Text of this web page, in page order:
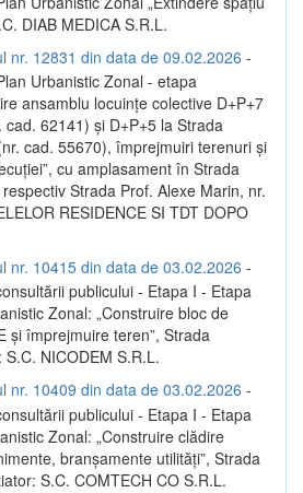
DIAB MEDICA S.R.L.
nr. 12831 din data de 09.02.2026 -
Urbanistic Zonal - etapa
ansamblu locuințe colective D+P+7
62141) și D+P+5 la Strada
cad. 55670), împrejmuiri terenuri și
cu amplasament în Strada
Strada Prof. Alexe Marin, nr.
RESIDENCE SI TDT DOPO
nr. 10415 din data de 03.02.2026 -
publicului - Etapa I - Etapa
Zonal: „Construire bloc de
și împrejmuire teren”, Strada
NICODEM S.R.L.
nr. 10409 din data de 03.02.2026 -
publicului - Etapa I - Etapa
Zonal: „Construire clădire
branșamente utilități”, Strada
S.C. COMTECH CO S.R.L.